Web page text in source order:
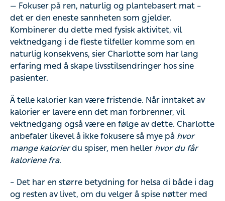
— Fokuser på ren, naturlig og plantebasert mat –
det er den eneste sannheten som gjelder.
Kombinerer du dette med fysisk aktivitet, vil
vektnedgang i de fleste tilfeller komme som en
naturlig konsekvens, sier Charlotte som har lang
erfaring med å skape livsstilsendringer hos sine
pasienter.
Å telle kalorier kan være fristende. Når inntaket av
kalorier er lavere enn det man forbrenner, vil
vektnedgang også være en følge av dette. Charlotte
anbefaler likevel å ikke fokusere så mye på hvor
mange kalorierdu spiser, men heller hvor du får
kaloriene fra.
– Det har en større betydning for helsa di både i dag
og resten av livet, om du velger å spise nøtter med